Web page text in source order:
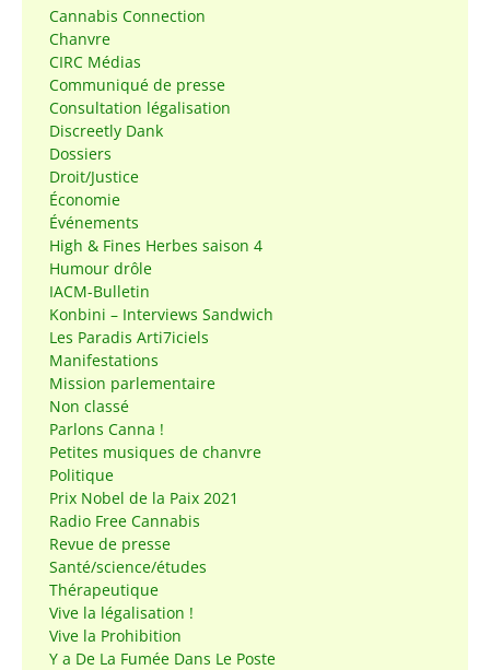
Cannabis Connection
Chanvre
CIRC Médias
Communiqué de presse
Consultation légalisation
Discreetly Dank
Dossiers
Droit/Justice
Économie
Événements
High & Fines Herbes saison 4
Humour drôle
IACM-Bulletin
Konbini – Interviews Sandwich
Les Paradis Arti7iciels
Manifestations
Mission parlementaire
Non classé
Parlons Canna !
Petites musiques de chanvre
Politique
Prix Nobel de la Paix 2021
Radio Free Cannabis
Revue de presse
Santé/science/études
Thérapeutique
Vive la légalisation !
Vive la Prohibition
Y a De La Fumée Dans Le Poste